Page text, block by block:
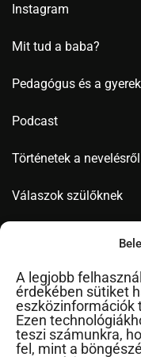
A legjobb
érdekében sütiket
eszközinformációk
Ezen
teszi számunkra,
fel, mint a
Instagram
Mit tud a baba?
Pedagógus és a
Podcast
Történetek a nevelésről
Válaszok szülőknek
Novák Ferenc
Cikkek
Impresszum